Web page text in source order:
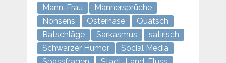
Mann-Frau
Männersprüche
Nonsens
Osterhase
Quatsch
Ratschläge
Sarkasmus
satirisch
Schwarzer Humor
Social Media